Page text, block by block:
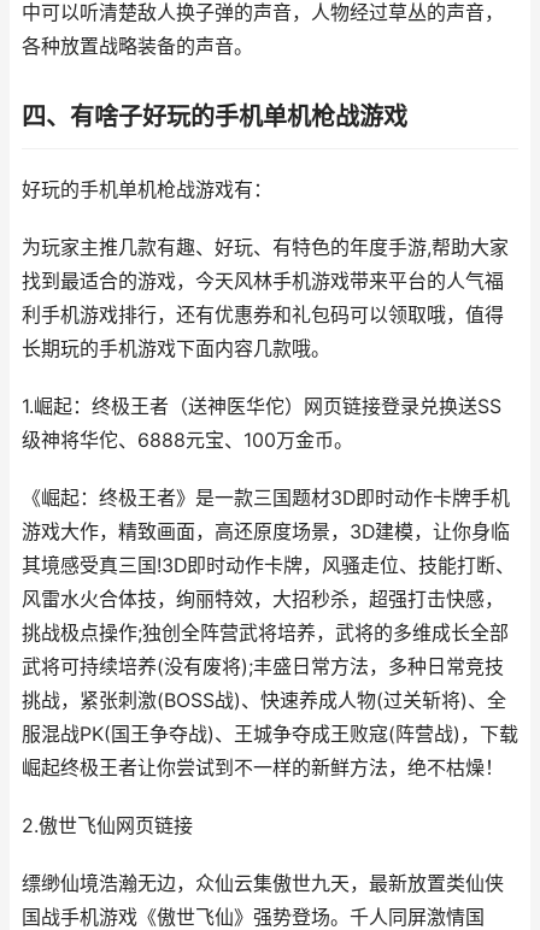
中可以听清楚敌人换子弹的声音，人物经过草丛的声音，
各种放置战略装备的声音。
四、有啥子好玩的手机单机枪战游戏
好玩的手机单机枪战游戏有：
为玩家主推几款有趣、好玩、有特色的年度手游,帮助大家
找到最适合的游戏，今天风林手机游戏带来平台的人气福
利手机游戏排行，还有优惠券和礼包码可以领取哦，值得
长期玩的手机游戏下面内容几款哦。
1.崛起：终极王者（送神医华佗）网页链接登录兑换送SS
级神将华佗、6888元宝、100万金币。
《崛起：终极王者》是一款三国题材3D即时动作卡牌手机
游戏大作，精致画面，高还原度场景，3D建模，让你身临
其境感受真三国!3D即时动作卡牌，风骚走位、技能打断、
风雷水火合体技，绚丽特效，大招秒杀，超强打击快感，
挑战极点操作;独创全阵营武将培养，武将的多维成长全部
武将可持续培养(没有废将);丰盛日常方法，多种日常竞技
挑战，紧张刺激(BOSS战)、快速养成人物(过关斩将)、全
服混战PK(国王争夺战)、王城争夺成王败寇(阵营战)，下载
崛起终极王者让你尝试到不一样的新鲜方法，绝不枯燥！
2.傲世飞仙网页链接
缥缈仙境浩瀚无边，众仙云集傲世九天，最新放置类仙侠
国战手机游戏《傲世飞仙》强势登场。千人同屏激情国